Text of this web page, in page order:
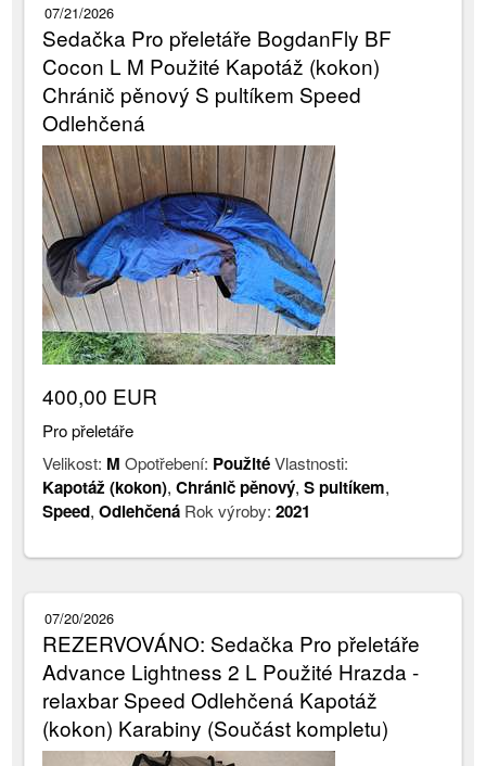
07/21/2026
Sedačka Pro přeletáře BogdanFly BF
Cocon L M Použité Kapotáž (kokon)
Chránič pěnový S pultíkem Speed
Odlehčená
400,00 EUR
Pro přeletáře
Velikost: M Opotřebení: PoužitéVlastnosti:
Kapotáž (kokon),Chránič pěnový,S pultíkem,
Speed,Odlehčená Rok výroby:2021
07/20/2026
REZERVOVÁNO: Sedačka Pro přeletáře
Advance Lightness 2 L Použité Hrazda -
relaxbar Speed Odlehčená Kapotáž
(kokon) Karabiny (Součást kompletu)